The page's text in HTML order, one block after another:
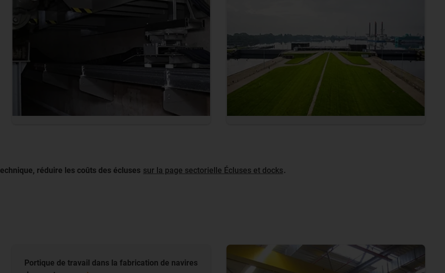
réduire les coûts des écluses sur la page sectorielle Écluses et docks.
Portique de travail dans la fabrication de navires